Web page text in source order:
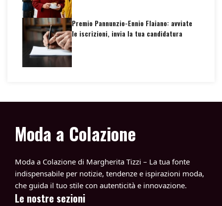
Premio Pannunzio-Ennio Flaiano: avviate
le iscrizioni, invia la tua candidatura
Moda a Colazione
Moda a Colazione di Margherita Tizzi – La tua fonte
indispensabile per notizie, tendenze e ispirazioni moda,
che guida il tuo stile con autenticità e innovazione.
Le nostre sezioni